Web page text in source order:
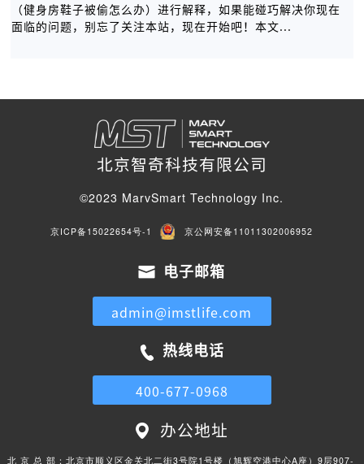
（健身房鞋子被偷怎么办）进行解释，如果能碰巧解决你现在
面临的问题，别忘了关注本站，现在开始吧！本文...
北京智奇科技有限公司
©2023 MarvSmart Technology Inc.
京ICP备15022654号-1 京公网安备11011302006952
电子邮箱
admin@imstlife.com
热线电话
400-677-0968
办公地址
北 京 总 部： 北京市顺义区金关北二街3号院1号楼（旭辉空港中心A座）9层907-